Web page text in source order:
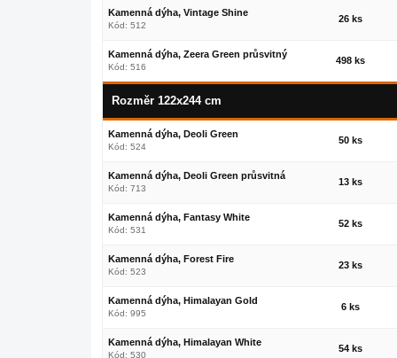
Kamenná dýha, Vintage Shine
Kód: 512
26 ks
Kamenná dýha, Zeera Green průsvitný
Kód: 516
498 ks
Rozměr 122x244 cm
Kamenná dýha, Deoli Green
Kód: 524
50 ks
Kamenná dýha, Deoli Green průsvitná
Kód: 713
13 ks
Kamenná dýha, Fantasy White
Kód: 531
52 ks
Kamenná dýha, Forest Fire
Kód: 523
23 ks
Kamenná dýha, Himalayan Gold
Kód: 995
6 ks
Kamenná dýha, Himalayan White
Kód: 530
54 ks